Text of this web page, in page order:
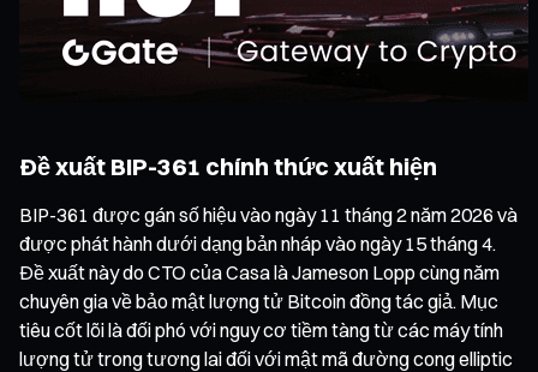
Đề xuất BIP-361 chính thức xuất hiện
BIP-361 được gán số hiệu vào ngày 11 tháng 2 năm 2026 và
được phát hành dưới dạng bản nháp vào ngày 15 tháng 4.
Đề xuất này do CTO của Casa là Jameson Lopp cùng năm
chuyên gia về bảo mật lượng tử Bitcoin đồng tác giả. Mục
tiêu cốt lõi là đối phó với nguy cơ tiềm tàng từ các máy tính
lượng tử trong tương lai đối với mật mã đường cong elliptic